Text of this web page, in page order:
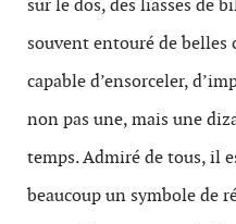
sur le dos, des liasses de
souvent entouré de belles
capable d’ensorceler,
non pas une, mais une
temps. Admiré de tous, il
beaucoup un symbole de